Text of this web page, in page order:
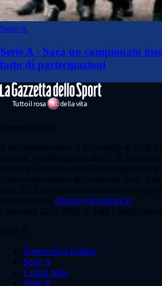
Serie A
Serie A - Sarà un campionato
fatto di partecipazioni
Numericalcio.it
Il sito Numericalcio.it di titolarità di FAB
Firenze, Via Bolognese 263, C.F./PI
network Gazzanet di RCS Mediagroup
Unico responsabile dei contenuti (testi,
four 2013; per ogni comunicazione avente
Sito scrivere a fabfour@legalmail.it
Copyright 2021-2026 © Tutti i diritti
Serie A
Supercoppa Italiana
Serie A
Coppa Italia
Serie B